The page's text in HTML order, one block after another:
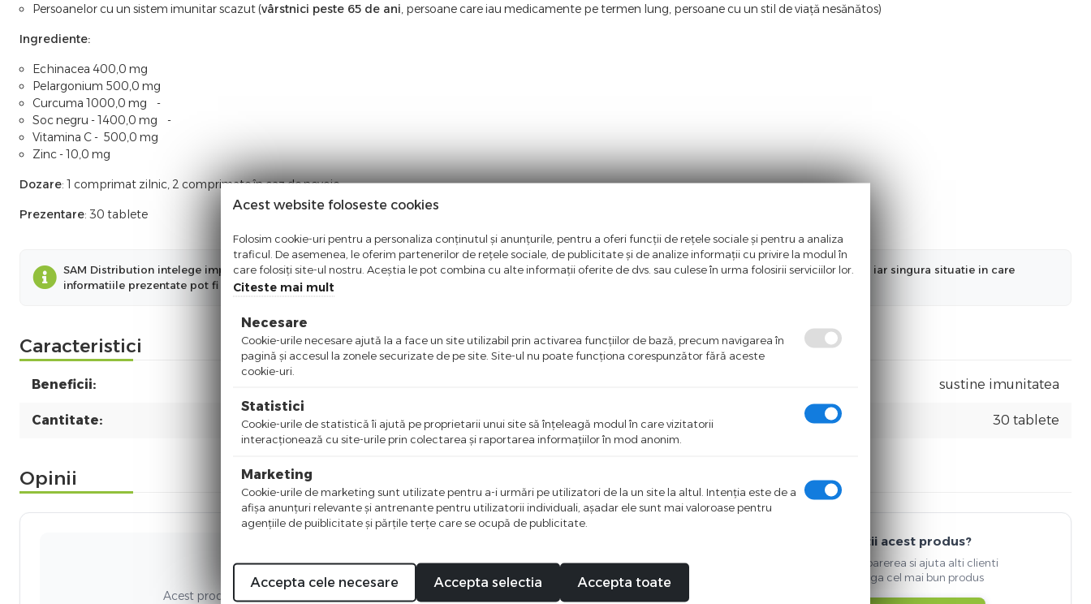
Persoanelor cu un sistem imunitar scazut (vârstnici peste 65 de ani, persoane care iau medicamente pe termen lung, persoane cu un stil de viață nesănătos)
Ingrediente:
Echinacea 400,0 mg
Pelargonium 500,0 mg
Curcuma 1000,0 mg -
Soc negru - 1400,0 mg -
Vitamina C - 500,0 mg
Zinc - 10,0 mg
Dozare: 1 comprimat zilnic, 2 comprimate în caz de nevoie
Prezentare: 30 tablete
SAM Distribution intelege importanta informatiilor prezentate in aceasta pagina. Facem eforturi permanente pentru a pastra informatiilor actualizate, iar singura situatie in care
informatiile prezentate pot fi diferite fata de cele prezentate pe site este aceea in care producatorul aduce modificari fara a ne informa in prealabil.
Caracteristici
Beneficii: sustine imunitatea
Cantitate: 30 tablete
Opinii
Nici o recenzie
Acest produs nu a adunat recenzii. Fii primul care scrie ceva bun despre acest produs!
Detii acest produs?
Spune-ti parerea si ajuta alti clienti
sa aleaga cel mai bun produs
Acest website foloseste cookies
Folosim cookie-uri pentru a personaliza conținutul și anunțurile, pentru a oferi funcții de rețele sociale și pentru a analiza
traficul. De asemenea, le oferim partenerilor de rețele sociale, de publicitate și de analize informații cu privire la modul în
care folosiți site-ul nostru. Aceștia le pot combina cu alte informații oferite de dvs. sau culese în urma folosirii serviciilor lor.
Citeste mai mult
Necesare
Cookie-urile necesare ajută la a face un site utilizabil prin activarea funcţiilor de bază, precum navigarea în
pagină şi accesul la zonele securizate de pe site. Site-ul nu poate funcţiona corespunzător fără aceste
cookie-uri.
Statistici
Cookie-urile de statistică îi ajută pe proprietarii unui site să înţeleagă modul în care vizitatorii
interacţionează cu site-urile prin colectarea şi raportarea informaţiilor în mod anonim.
Marketing
Cookie-urile de marketing sunt utilizate pentru a-i urmări pe utilizatori de la un site la altul. Intenţia este de a
afişa anunţuri relevante şi antrenante pentru utilizatorii individuali, aşadar ele sunt mai valoroase pentru
agenţiile de puiblicitate şi părţile terţe care se ocupă de publicitate.
Accepta cele necesare Accepta selectia Accepta toate